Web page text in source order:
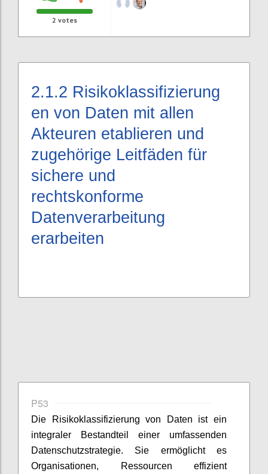
2 votes
2.1.2 Risikoklassifizierung
en von Daten mit allen
Akteuren etablieren und
zugehörige Leitfäden für
sichere und
rechtskonforme
Datenverarbeitung
erarbeiten
P53
Die Risikoklassifizierung von Daten ist ein
integraler Bestandteil einer umfassenden
Datenschutzstrategie. Sie ermöglicht es
Organisationen, Ressourcen effizient